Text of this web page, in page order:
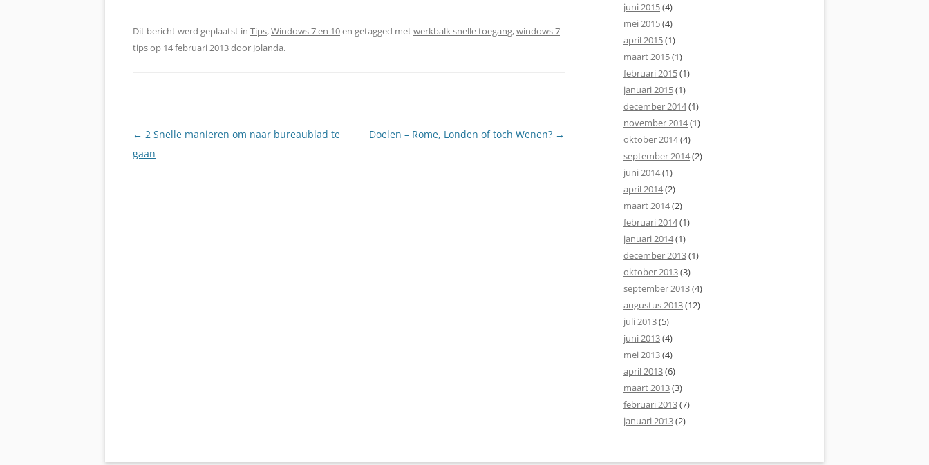
Dit bericht werd geplaatst in Tips,Windows 7 en 10en getagged metwerkbalk snelle toegang,windows 7
tipsop 14 februari 2013door Jolanda.
Berichtnavigatie
← 2 Snelle manieren om naar bureaublad te
gaan
Doelen – Rome, Londen of toch Wenen? →
juni 2015(4)
mei 2015(4)
april 2015(1)
maart 2015(1)
februari 2015(1)
januari 2015(1)
december 2014(1)
november 2014(1)
oktober 2014(4)
september 2014(2)
juni 2014(1)
april 2014(2)
maart 2014(2)
februari 2014(1)
januari 2014(1)
december 2013(1)
oktober 2013(3)
september 2013(4)
augustus 2013(12)
juli 2013(5)
juni 2013(4)
mei 2013(4)
april 2013(6)
maart 2013(3)
februari 2013(7)
januari 2013(2)